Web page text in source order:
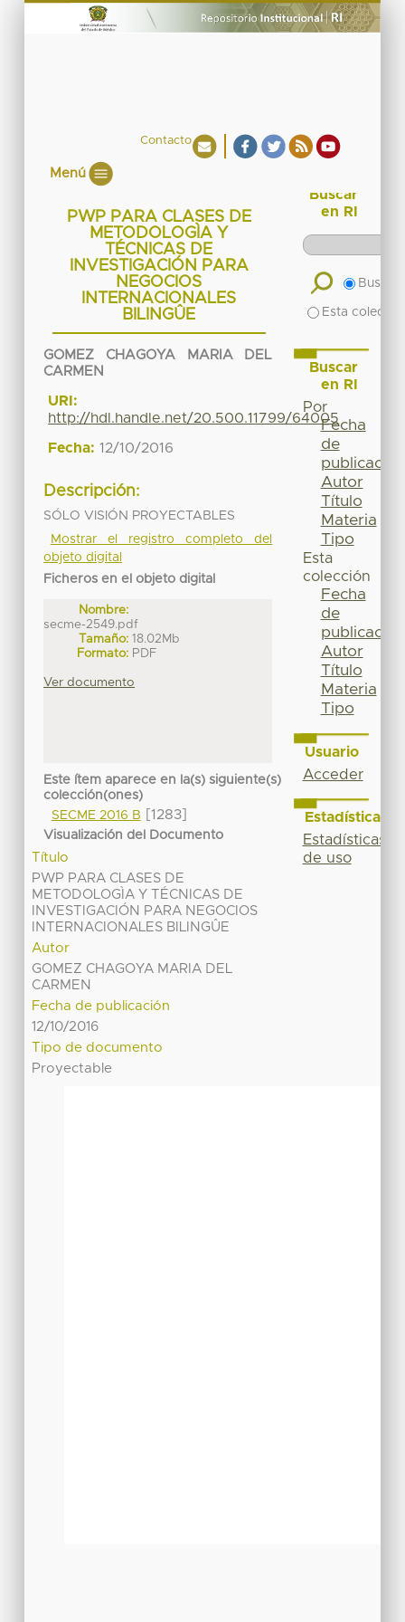
Contacto
Menú
PWP PARA CLASES DE
METODOLOGÌA Y
TÉCNICAS DE
INVESTIGACIÓN PARA
NEGOCIOS
INTERNACIONALES
BILINGÛE
GOMEZ CHAGOYA MARIA DEL
CARMEN
URI:
http://hdl.handle.net/20.500.11799/64005
Fecha: 12/10/2016
Descripción:
SÓLO VISIÓN PROYECTABLES
Mostrar el registro completo del
objeto digital
Ficheros en el objeto digital
Nombre:
secme-2549.pdf
Tamaño: 18.02Mb
Formato: PDF
Ver documento
Este ítem aparece en la(s) siguiente(s)
colección(ones)
SECME 2016 B
[1283]
Visualización del Documento
Título
PWP PARA CLASES DE
METODOLOGÌA Y TÉCNICAS DE
INVESTIGACIÓN PARA NEGOCIOS
INTERNACIONALES BILINGÛE
Autor
GOMEZ CHAGOYA MARIA DEL
CARMEN
Fecha de publicación
12/10/2016
Tipo de documento
Proyectable
Buscar
en RI
Buscar
Esta
Buscar
en RI
Por
Fecha
de
publicación
Autor
Título
Materia
Tipo
Esta
colección
Fecha
de
publicación
Autor
Título
Materia
Tipo
Usuario
Acceder
Estadísticas
Estadísticas
de uso